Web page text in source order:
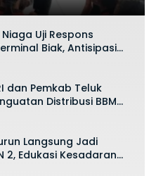
Uji Respons
Biak, Antisipasi
Tumpahan BBM
dan Pemkab Teluk
Distribusi BBM
Langsung Jadi
2, Edukasi Kesadaran